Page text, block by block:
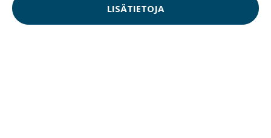
LISÄTIETOJA